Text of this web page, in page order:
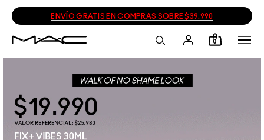
ENVÍO GRATIS EN COMPRAS SOBRE $39.990
0